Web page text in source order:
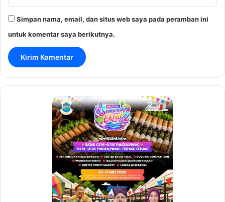
Simpan nama, email, dan situs web saya pada peramban ini
untuk komentar saya berikutnya.